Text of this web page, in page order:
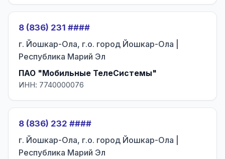
8 (836) 231 ####
г. Йошкар-Ола, г.о. город Йошкар-Ола |
Республика Марий Эл
ПАО "Мобильные ТелеСистемы"
ИНН: 7740000076
8 (836) 232 ####
г. Йошкар-Ола, г.о. город Йошкар-Ола |
Республика Марий Эл